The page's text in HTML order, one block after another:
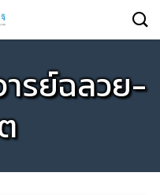
ารย์ฉลวย-